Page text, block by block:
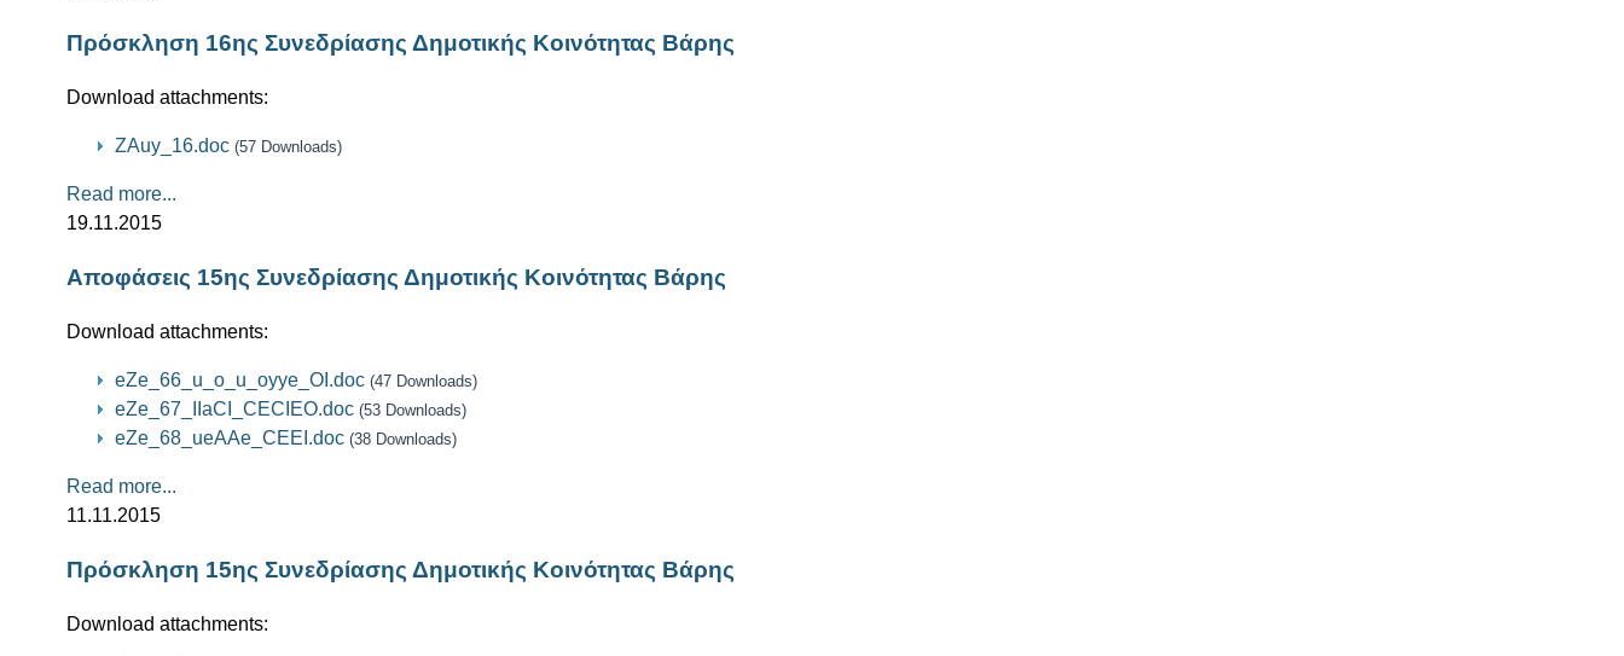
Πρόσκληση 16ης Συνεδρίασης Δημοτικής Κοινότητας Βάρης
Download attachments:
ZAuy_16.doc(57 Downloads)
Read more...
19.11.2015
Αποφάσεις 15ης Συνεδρίασης Δημοτικής Κοινότητας Βάρης
Download attachments:
eZe_66_u_o_u_oyye_OI.doc(47 Downloads)
eZe_67_IIaCI_CECIEO.doc(53 Downloads)
eZe_68_ueAAe_CEEI.doc(38 Downloads)
Read more...
11.11.2015
Πρόσκληση 15ης Συνεδρίασης Δημοτικής Κοινότητας Βάρης
Download attachments: